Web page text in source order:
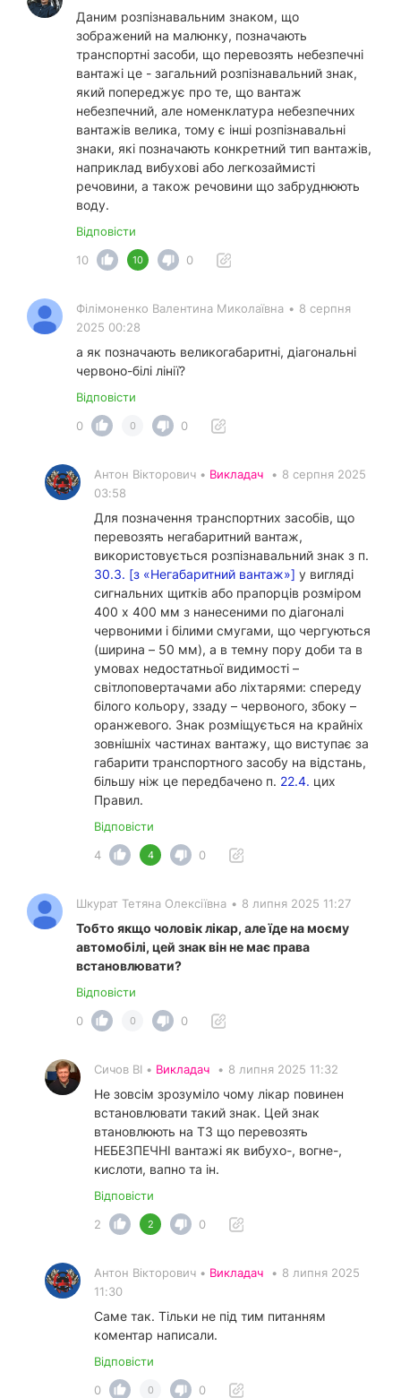
Даним розпізнавальним знаком, що
зображений на малюнку, позначають
транспортні засоби, що перевозять небезпечні
вантажі це - загальний розпізнавальний знак,
який попереджує про те, що вантаж
небезпечний, але номенклатура небезпечних
вантажів велика, тому є інші розпізнавальні
знаки, які позначають конкретний тип вантажів,
наприклад вибухові або легкозаймисті
речовини, а також речовини що забруднюють
воду.
Відповісти
10
10 0
Філімоненко Валентина Миколаївна • 8 серпня
2025 00:28
а як позначають великогабаритні, діагональні
червоно-білі лінії?
Відповісти
0
0 0
Антон Вікторович • Викладач • 8 серпня 2025
03:58
Для позначення транспортних засобів, що
перевозять негабаритний вантаж,
використовується розпізнавальний знак з п.
30.3. [з «Негабаритний вантаж»] у вигляді
сигнальних щитків або прапорців розміром
400 х 400 мм з нанесеними по діагоналі
червоними і білими смугами, що чергуються
(ширина – 50 мм), а в темну пору доби та в
умовах недостатньої видимості –
світлоповертачами або ліхтарями: спереду
білого кольору, ззаду – червоного, збоку –
оранжевого. Знак розміщується на крайніх
зовнішніх частинах вантажу, що виступає за
габарити транспортного засобу на відстань,
більшу ніж це передбачено п. 22.4. цих
Правил.
Відповісти
4
4 0
Шкурат Тетяна Олексіївна • 8 липня 2025 11:27
Тобто якщо чоловік лікар, але їде на моєму
автомобілі, цей знак він не має права
встановлювати?
Відповісти
0
0 0
Сичов ВІ • Викладач • 8 липня 2025 11:32
Не зовсім зрозуміло чому лікар повинен
встановлювати такий знак. Цей знак
втановлюють на ТЗ що перевозять
НЕБЕЗПЕЧНІ вантажі як вибухо-, вогне-,
кислоти, вапно та ін.
Відповісти
2
2 0
Антон Вікторович • Викладач • 8 липня 2025
11:30
Саме так. Тільки не під тим питанням
коментар написали.
Відповісти
0
0 0